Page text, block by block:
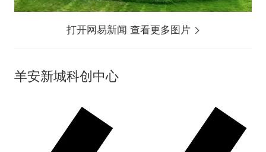
打开网易新闻 查看更多图片
羊安新城科创中心